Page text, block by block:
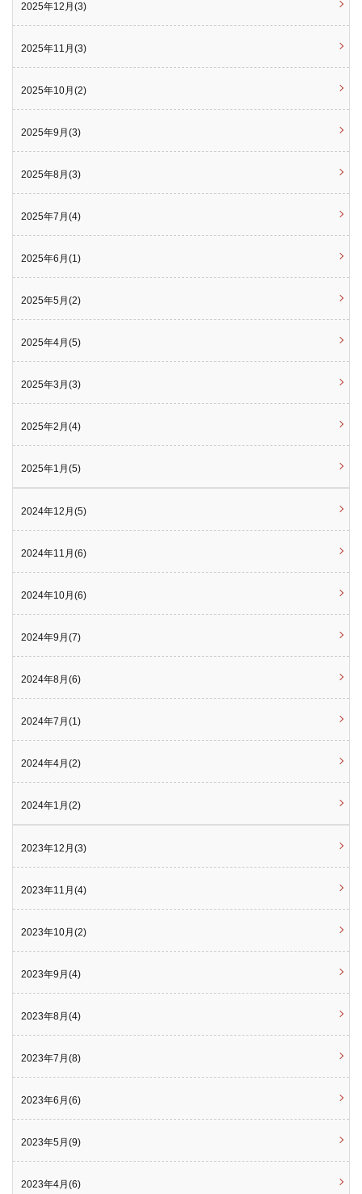
2025年12月(3)
2025年11月(3)
2025年10月(2)
2025年9月(3)
2025年8月(3)
2025年7月(4)
2025年6月(1)
2025年5月(2)
2025年4月(5)
2025年3月(3)
2025年2月(4)
2025年1月(5)
2024年12月(5)
2024年11月(6)
2024年10月(6)
2024年9月(7)
2024年8月(6)
2024年7月(1)
2024年4月(2)
2024年1月(2)
2023年12月(3)
2023年11月(4)
2023年10月(2)
2023年9月(4)
2023年8月(4)
2023年7月(8)
2023年6月(6)
2023年5月(9)
2023年4月(6)